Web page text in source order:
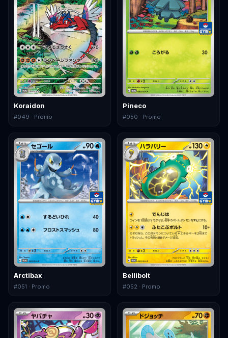
Koraidon
#049 · Promo
Pineco
#050 · Promo
Arctibax
#051 · Promo
Bellibolt
#052 · Promo